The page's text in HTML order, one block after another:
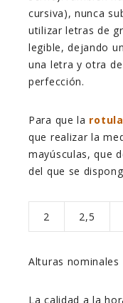
cursiva), nunca
utilizar letras de
legible, dejando
una letra y otra
perfección.
Para que la
que realizar la
mayúsculas, que
del que se
2 2,5
Alturas nominales
La calidad a la